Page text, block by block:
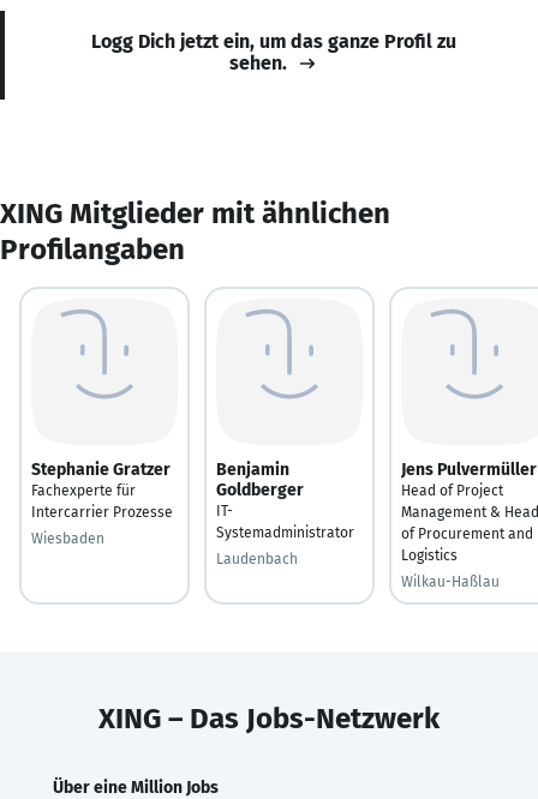
Logg Dich jetzt ein, um das ganze Profil zu
sehen.
XING Mitglieder mit ähnlichen
Profilangaben
Stephanie Gratzer
Fachexperte für
Intercarrier Prozesse
Wiesbaden
Benjamin
Goldberger
IT-
Systemadministrator
Laudenbach
Jens Pulvermüller
Head of Project
Management & Head
of Procurement and
Logistics
Wilkau-Haßlau
XING – Das Jobs-Netzwerk
Über eine Million Jobs